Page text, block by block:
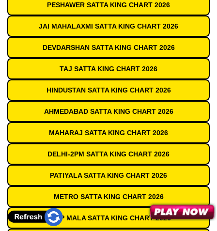
PESHAWER SATTA KING CHART 2026
JAI MAHALAXMI SATTA KING CHART 2026
DEVDARSHAN SATTA KING CHART 2026
TAJ SATTA KING CHART 2026
HINDUSTAN SATTA KING CHART 2026
AHMEDABAD SATTA KING CHART 2026
MAHARAJ SATTA KING CHART 2026
DELHI-2PM SATTA KING CHART 2026
PATIYALA SATTA KING CHART 2026
METRO SATTA KING CHART 2026
DEEP MALA SATTA KING CHART 2026